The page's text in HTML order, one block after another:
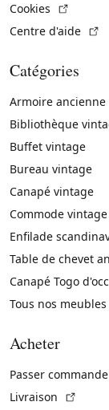
Cookies
Centre d'aide
Catégories
Armoire ancienne
Bibliothèque
Buffet vintage
Bureau vintage
Canapé vintage
Commode vintage
Enfilade
Table de chevet
Canapé Togo
Tous nos
Acheter
Passer commande
Livraison